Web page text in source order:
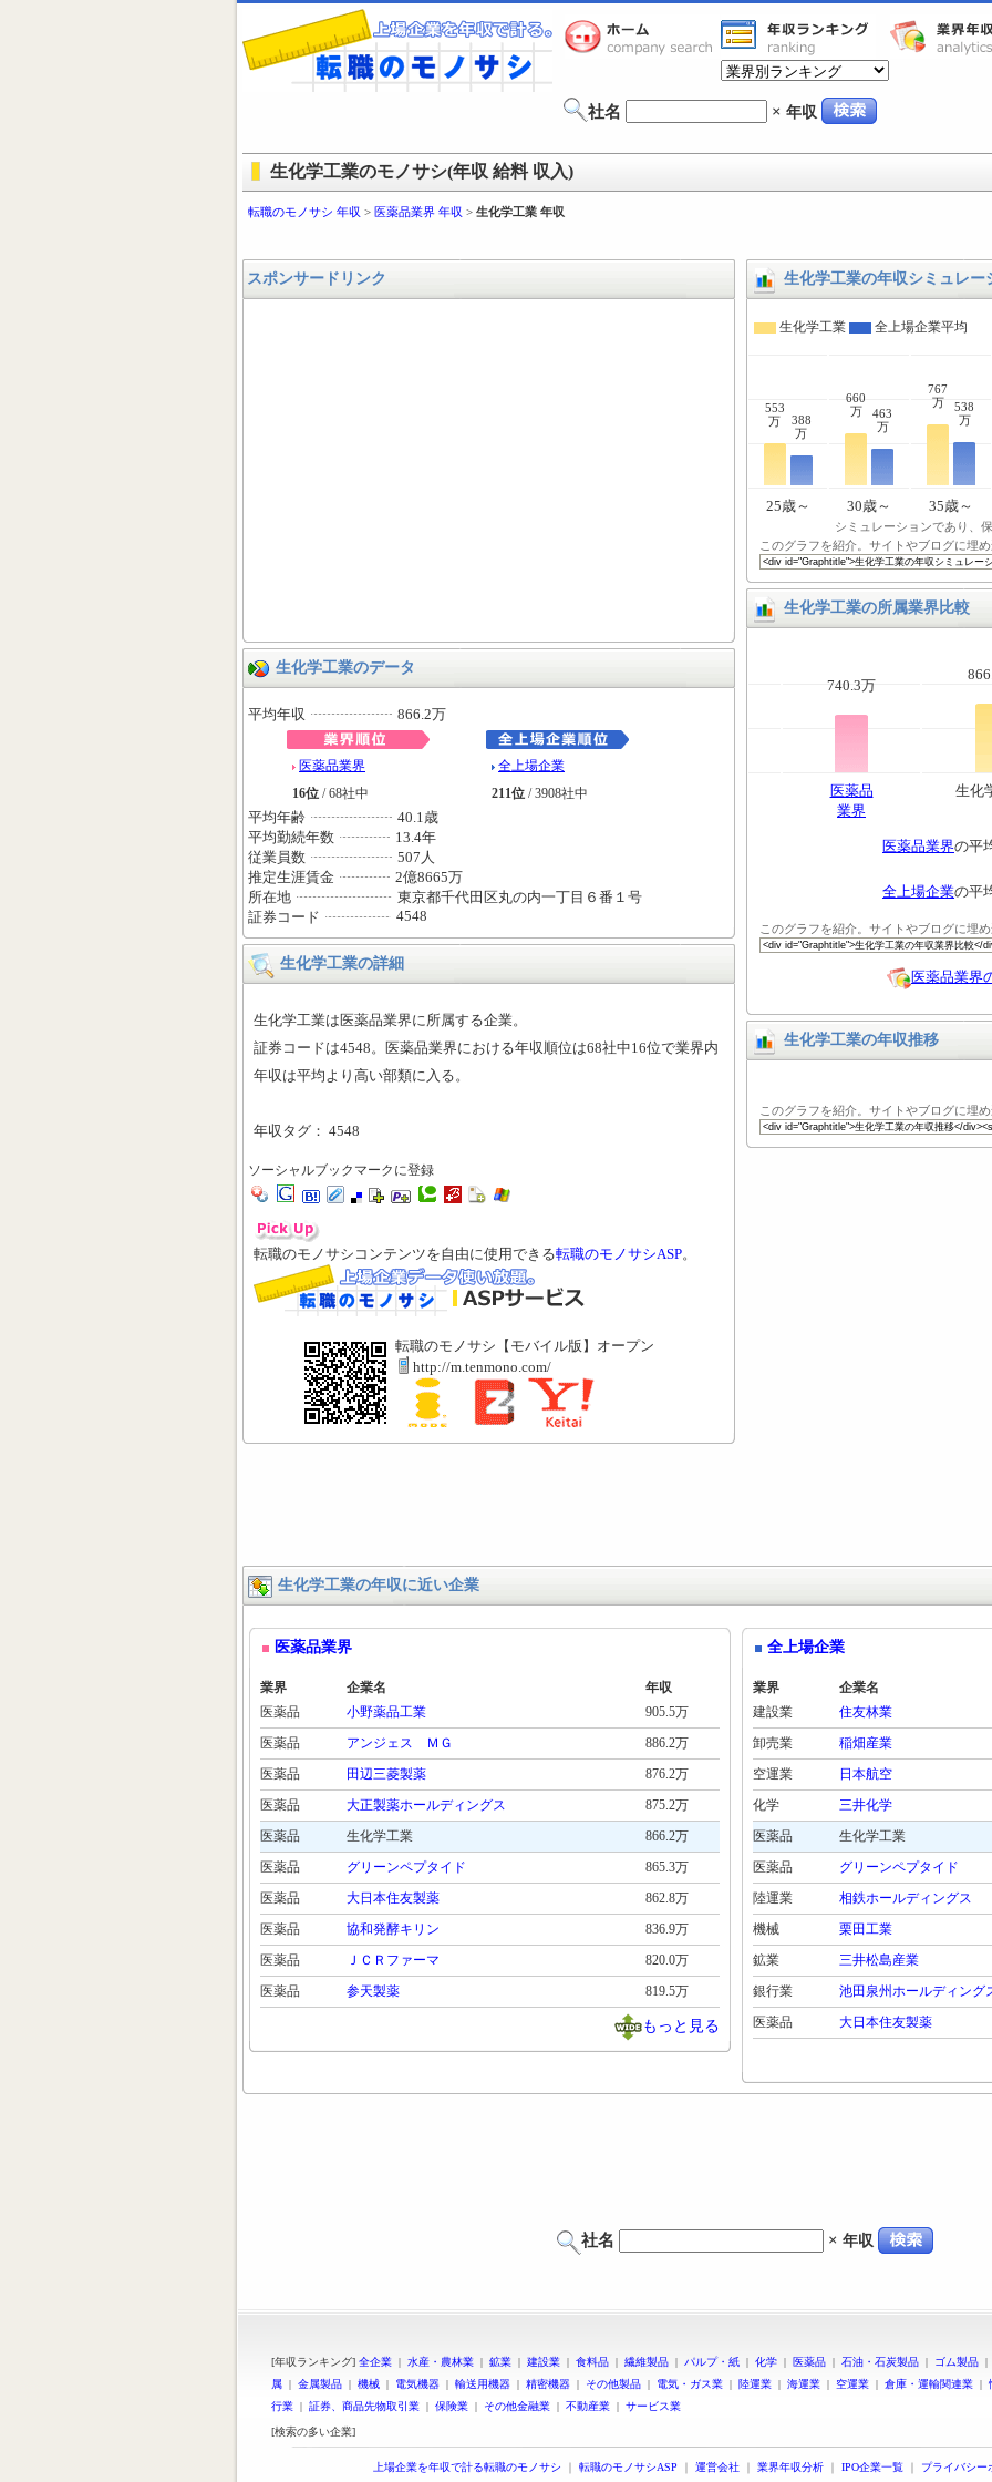
社名 × 年収
生化学工業のモノサシ(年収 給料 収入)
転職のモノサシ 年収 > 医薬品業界 年収 > 生化学工業 年収
スポンサードリンク
生化学工業のデータ
平均年収 866.2万
医薬品業界
16位 / 68社中
全上場企業
211位 / 3908社中
平均年齢
40.1歳
平均勤続年数
13.4年
従業員数
507人
推定生涯賃金
2億8665万
所在地
東京都千代田区丸の内一丁目６番１号
証券コード
4548
生化学工業の詳細
生化学工業は医薬品業界に所属する企業。
証券コードは4548。医薬品業界における年収順位は68社中16位で業界内
年収は平均より高い部類に入る。
年収タグ： 4548
ソーシャルブックマークに登録
転職のモノサシコンテンツを自由に使用できる転職のモノサシASP。
転職のモノサシ【モバイル版】オープン
http://m.tenmono.com/
生化学工業の年収シミュレー
生化学工業 全上場企業平均
553
万
388
万
660
万
463
万
767
万
538
万
25歳～ 30歳～ 35歳～
シミュレーションであり、
このグラフを紹介。サイトやブログに埋
生化学工業の所属業界比較
740.3万
医薬品
業界
生化
医薬品業界の平
全上場企業の平
このグラフを紹介。サイトやブログに埋
医薬品業界
生化学工業の年収推移
このグラフを紹介。サイトやブログに埋
生化学工業の年収に近い企業
医薬品業界
業界 企業名
年収
医薬品
小野薬品工業
905.5万
医薬品
アンジェス ＭＧ
886.2万
医薬品
田辺三菱製薬
876.2万
医薬品
大正製薬ホールディングス
875.2万
医薬品
生化学工業
866.2万
医薬品
グリーンペプタイド
865.3万
医薬品
大日本住友製薬
862.8万
医薬品
協和発酵キリン
836.9万
医薬品
ＪＣＲファーマ
820.0万
医薬品
参天製薬 819.5万
もっと見る
全上場企業
業界
企業名
建設業
住友林業
卸売業
稲畑産業
空運業
日本航空
化学
三井化学
医薬品
生化学工業
医薬品
グリーンペプタイド
陸運業
相鉄ホールディングス
機械
栗田工業
鉱業
三井松島産業
銀行業
池田泉州ホールディング
医薬品
大日本住友製薬
社名 × 年収
[年収ランキング] 全企業 | 水産・農林業 | 鉱業 | 建設業 | 食料品 | 繊維製品 | パルプ・紙 | 化学 | 医薬品 | 石油・石炭製品 | ゴム製品
属 | 金属製品 | 機械 | 電気機器 | 輸送用機器 | 精密機器 | その他製品 | 電気・ガス業 | 陸運業 | 海運業 | 空運業 | 倉庫・運輸関連業 |
行業 | 証券、商品先物取引業 | 保険業 | その他金融業 | 不動産業 | サービス業
[検索の多い企業]
上場企業を年収で計る転職のモノサシ ｜ 転職のモノサシASP ｜ 運営会社 ｜ 業界年収分析 ｜ IPO企業一覧 ｜ プライバシー